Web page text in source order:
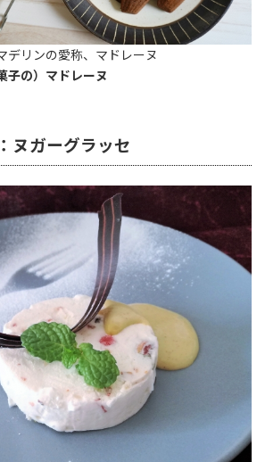
リンの愛称、マドレーヌ
の）マドレーヌ
ヌガーグラッセ